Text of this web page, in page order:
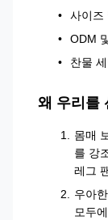
사이즈
ODM
찬물
왜 우리를
몸매
를 강
레그
우아
모두